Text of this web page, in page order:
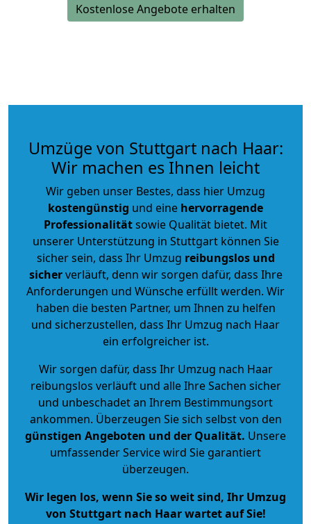
Kostenlose Angebote erhalten
Umzüge von Stuttgart nach Haar:
Wir machen es Ihnen leicht
Wir geben unser Bestes, dass hier Umzug
kostengünstig und eine hervorragende
Professionalitätsowie Qualität bietet. Mit
unserer Unterstützung in Stuttgart können Sie
sicher sein, dass Ihr Umzug reibungslos und
sicherverläuft, denn wir sorgen dafür, dass Ihre
Anforderungen und Wünsche erfüllt werden. Wir
haben die besten Partner, um Ihnen zu helfen
und sicherzustellen, dass Ihr Umzug nach Haar
ein erfolgreicher ist.
Wir sorgen dafür, dass Ihr Umzug nach Haar
reibungslos verläuft und alle Ihre Sachen sicher
und unbeschadet an Ihrem Bestimmungsort
ankommen. Überzeugen Sie sich selbst von den
günstigen Angeboten und der Qualität. Unsere
umfassender Service wird Sie garantiert
überzeugen.
Wir legen los, wenn Sie so weit sind, Ihr Umzug
von Stuttgart nach Haar wartet auf Sie!